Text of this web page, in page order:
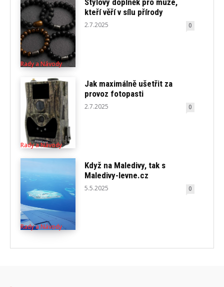
Rady a Návody
Stylový doplněk pro muže,
kteří věří v sílu přírody
2.7.2025 0
Rady a Návody
Jak maximálně ušetřit za
provoz fotopasti
2.7.2025 0
Rady a Návody
Když na Maledivy, tak s
Maledivy-levne.cz
5.5.2025 0